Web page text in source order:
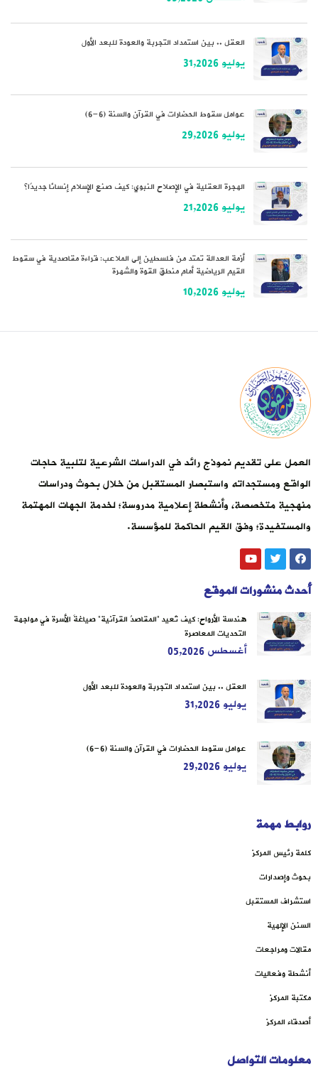
العقل .. بين استمداد التجربة والعودة للبعد الأول
يوليو 31,2026
عوامل سقوط الحضارات في القرآن والسنة (6-6)
يوليو 29,2026
الهجرة العقلية في الإصلاح النبوي: كيف صنع الإسلام إنسانًا جديدًا؟
يوليو 21,2026
أزمة العدالة تمتد من فلسطين إلى الملاعب: قراءة مقاصدية في سقوط
القيم الرياضية أمام منطق القوة والشهرة
يوليو 10,2026
العمل على تقديم نموذج رائد في الدراسات الشرعية لتلبية حاجات
الواقع ومستجداته واستبصار المستقبل من خلال بحوث ودراسات
منهجية متخصصة، وأنشطة إعلامية مدروسة؛ لخدمة الجهات المهتمة
والمستفيدة؛ وفق القيم الحاكمة للمؤسسة.
أحدث منشورات الموقع
هندسة الأرواح: كيف تُعيد “المقاصدُ القرآنية” صياغةَ الأسرة في مواجهة
التحديات المعاصرة
أغسطس 05,2026
العقل .. بين استمداد التجربة والعودة للبعد الأول
يوليو 31,2026
عوامل سقوط الحضارات في القرآن والسنة (6-6)
يوليو 29,2026
روابط مهمة
كلمة رئيس المركز
بحوث وإصدارات
استشراف المستقبل
السنن الإلهية
مقالات ومراجعات
أنشطة وفعاليات
مكتبة المركز
أصدقاء المركز
معلومات التواصل